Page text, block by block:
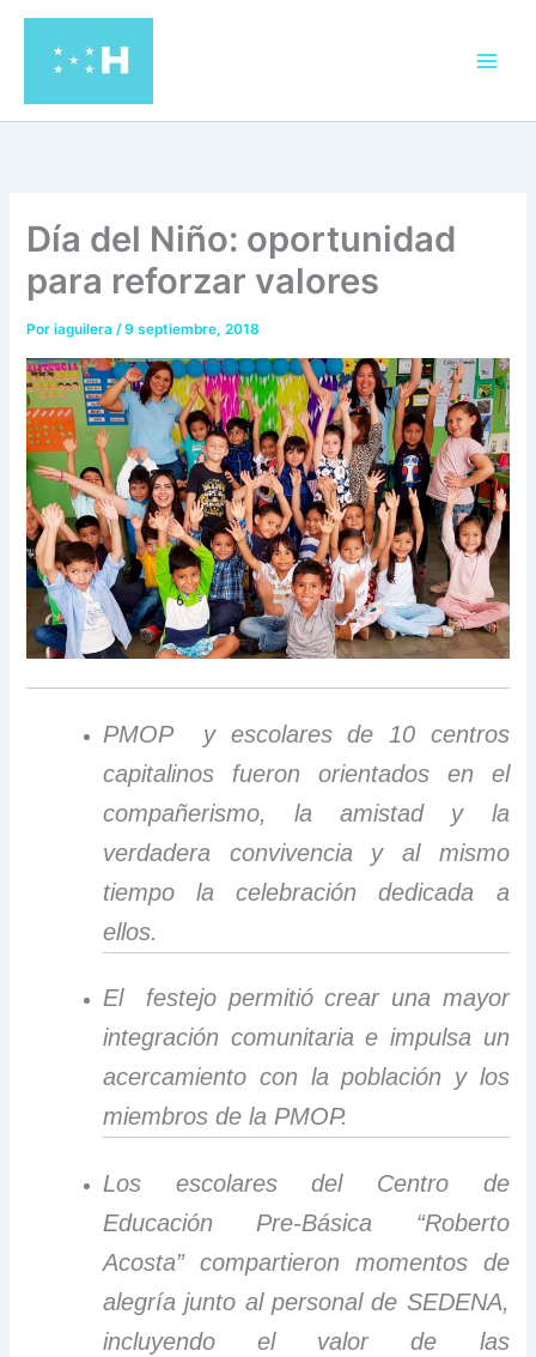
contenido
Día del Niño: oportunidad
para reforzar valores
Poriaguilera/9 septiembre, 2018
PMOP y escolares de 10 centros
capitalinos fueron orientados en el
compañerismo, la amistad y la
verdadera convivencia y al mismo
tiempo la celebración dedicada a
ellos.
El festejo permitió crear una mayor
integración comunitaria e impulsa un
acercamiento con la población y los
miembros de la PMOP.
Los escolares del Centro de
Educación Pre-Básica “Roberto
Acosta” compartieron momentos de
alegría junto al personal de SEDENA,
incluyendo el valor de las